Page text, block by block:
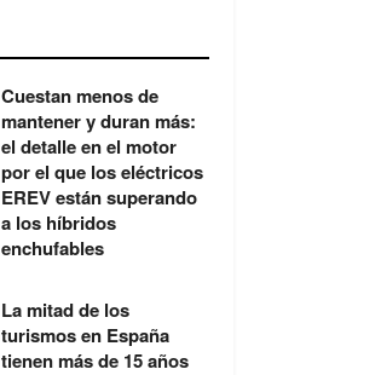
Cuestan menos de
mantener y duran más:
el detalle en el motor
por el que los eléctricos
EREV están superando
a los híbridos
enchufables
La mitad de los
turismos en España
tienen más de 15 años